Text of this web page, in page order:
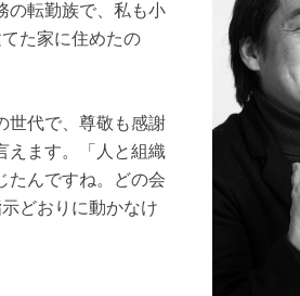
の転勤族で、私も小
た家に住めたの
世代で、尊敬も感謝
えます。「人と組織
たんですね。どの会
どおりに動かなけ